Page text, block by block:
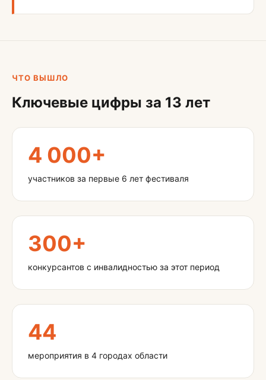
ЧТО ВЫШЛО
Ключевые цифры за 13 лет
4 000+
участников за первые 6 лет фестиваля
300+
конкурсантов с инвалидностью за этот период
44
мероприятия в 4 городах области